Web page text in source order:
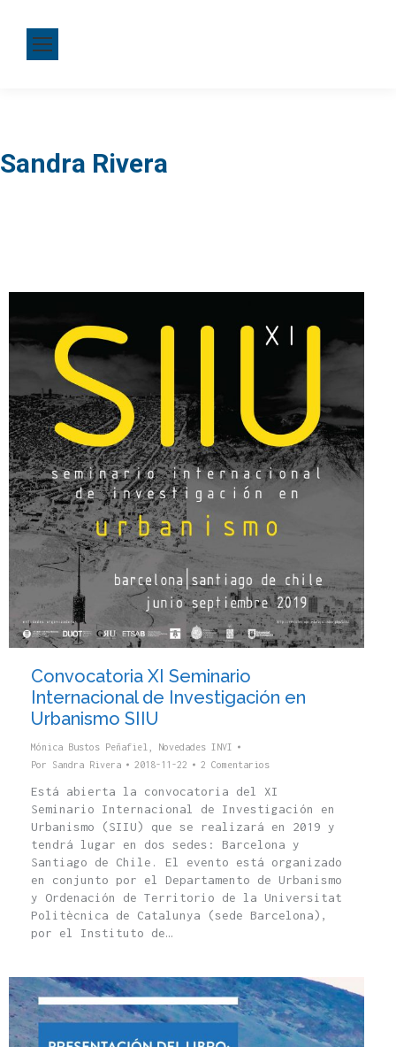
Sandra Rivera
Convocatoria XI Seminario
Internacional de Investigación en
Urbanismo SIIU
Mónica Bustos Peñafiel
Novedades INVI
Por Sandra Rivera 2018-11-22 2 Comentarios
Está abierta la convocatoria del XI
Seminario Internacional de Investigación en
Urbanismo (SIIU) que se realizará en 2019 y
tendrá lugar en dos sedes: Barcelona y
Santiago de Chile. El evento está organizado
en conjunto por el Departamento de Urbanismo
y Ordenación de Territorio de la Universitat
Politècnica de Catalunya (sede Barcelona),
por el Instituto de…